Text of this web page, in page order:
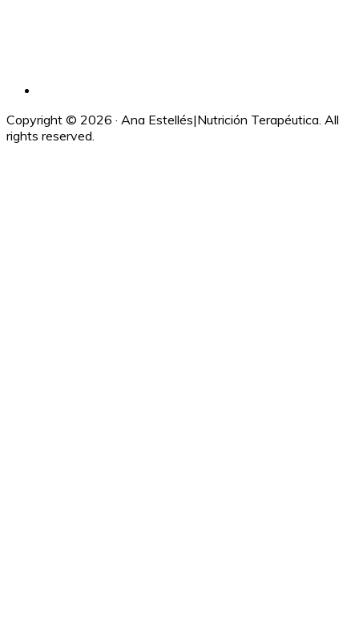
Copyright © 2026 · Ana Estellés|Nutrición Terapéutica. All
rights reserved.